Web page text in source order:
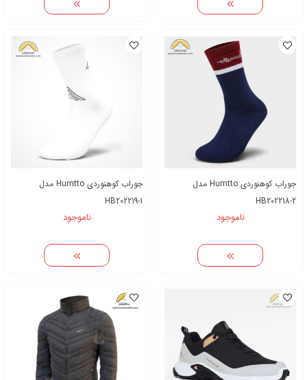
جوراب کوهنوردی Humtto مدل
HB202218-2
ناموجود
جوراب کوهنوردی Humtto مدل
HB202219-1
ناموجود